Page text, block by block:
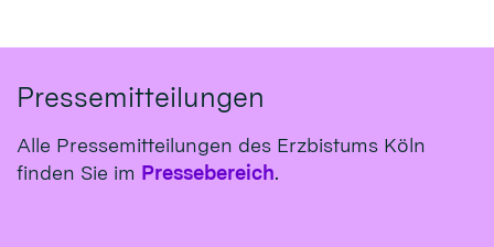
Pressemitteilungen
Alle Pressemitteilungen des Erzbistums Köln
finden Sie im Pressebereich.